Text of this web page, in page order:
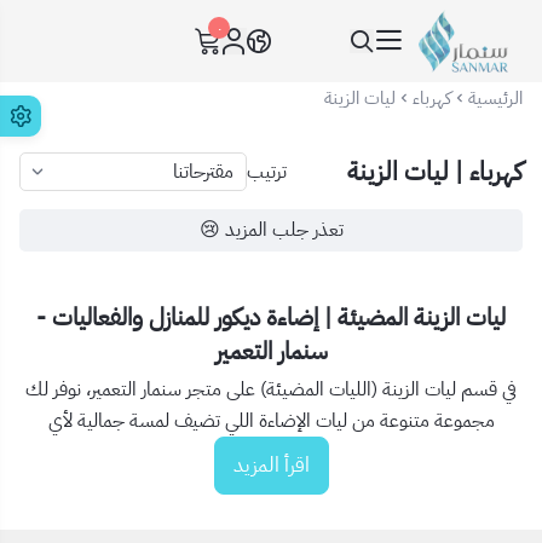
سنمار Sanmar
٠
الرئيسية كهرباء ليات الزينة
كهرباء | ليات الزينة
ترتيب
تعذر جلب المزيد 😢
ليات الزينة المضيئة | إضاءة ديكور للمنازل والفعاليات -
سنمار التعمير
في قسم ليات الزينة (الليات المضيئة) على متجر سنمار التعمير، نوفر لك
مجموعة متنوعة من ليات الإضاءة اللي تضيف لمسة جمالية لأي
الحدائق، الأسوار، واجهات البيوت، الفعاليات، والديكور العام، وتتوفر
اقرأ المزيد